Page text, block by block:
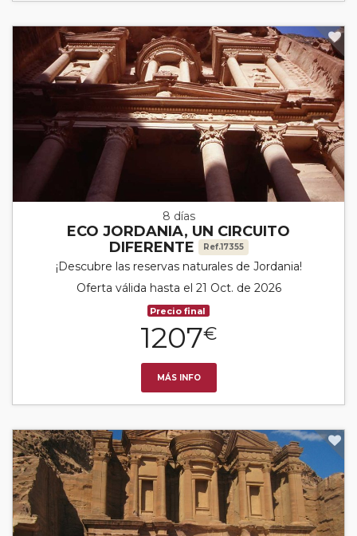
8 días
ECO JORDANIA, UN CIRCUITO
DIFERENTE
Ref.17355
¡Descubre las reservas naturales de Jordania!
Oferta válida hasta el 21 Oct. de 2026
Precio final
1207€
MÁS INFO